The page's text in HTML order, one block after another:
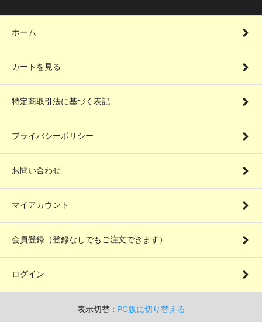
ホーム
カートを見る
特定商取引法に基づく表記
プライバシーポリシー
お問い合わせ
マイアカウント
会員登録（登録なしでもご注文できます）
ログイン
表示切替 : PC版に切り替える